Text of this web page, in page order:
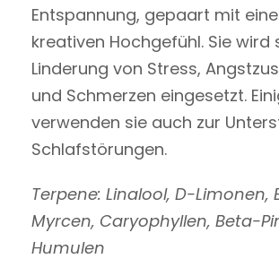
Entspannung, gepaart mit
kreativen Hochgefühl. Sie wird
Linderung von Stress,
und Schmerzen eingesetzt.
verwenden sie auch zur
Schlafstörungen.
Terpene: Linalool, D-Limonen,
Myrcen, Caryophyllen, Beta-
Humulen